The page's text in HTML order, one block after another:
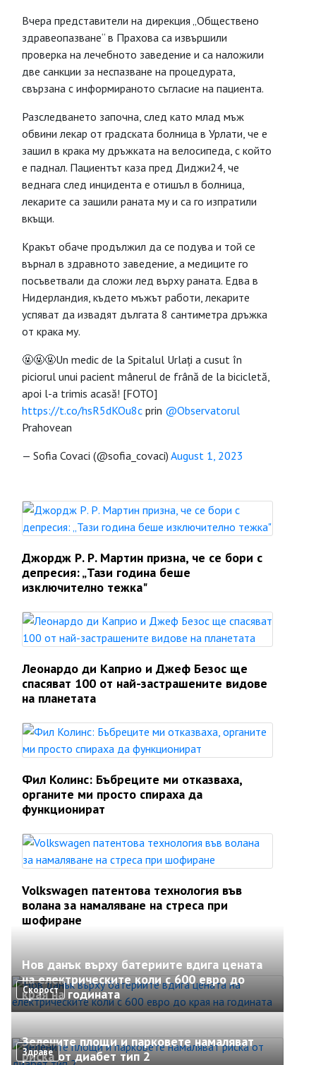
Вчера представители на дирекция „Обществено
здравеопазване“ в Прахова са извършили
проверка на лечебното заведение и са наложили
две санкции за неспазване на процедурата,
свързана с информираното съгласие на пациента.
Разследването започна, след като млад мъж
обвини лекар от градската болница в Урлати, че е
зашил в крака му дръжката на велосипеда, с който
е паднал. Пациентът каза пред Диджи24, че
веднага след инцидента е отишъл в болница,
лекарите са зашили раната му и са го изпратили
вкъщи.
Кракът обаче продължил да се подува и той се
върнал в здравното заведение, а медиците го
посъветвали да сложи лед върху раната. Едва в
Нидерландия, където мъжът работи, лекарите
успяват да извадят дългата 8 сантиметра дръжка
от крака му.
🤬🤬🤬Un medic de la Spitalul Urlați a cusut în
piciorul unui pacient mânerul de frână de la bicicletă,
apoi l-a trimis acasă! [FOTO]
https://t.co/hsR5dKOu8c prin @Observatorul
Prahovean
— Sofia Covaci (@sofia_covaci) August 1, 2023
Джордж Р. Р. Мартин призна, че се бори с
депресия: „Тази година беше
изключително тежка"
Леонардо ди Каприо и Джеф Безос ще
спасяват 100 от най-застрашените видове
на планетата
Фил Колинс: Бъбреците ми отказваха,
органите ми просто спираха да
функционират
Volkswagen патентова технология във
волана за намаляване на стреса при
шофиране
Скорост
Нов данък върху батериите вдига цената
на електрическите коли с 600 евро до
края на годината
Здраве
Зелените площи и парковете намаляват
риска от диабет тип 2